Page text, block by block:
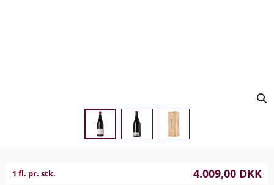
1 fl. pr. stk. 4.009,00 DKK